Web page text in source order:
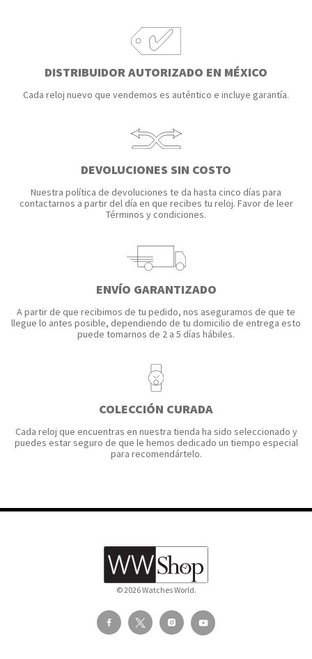
Caja- Todos
DISTRIBUIDOR AUTORIZADO EN MÉXICO
Cada reloj nuevo que vendemos es auténtico e incluye garantía.
DEVOLUCIONES SIN COSTO
Nuestra política de devoluciones te da hasta cinco días para
contactarnos a partir del día en que recibes tu reloj. Favor de leer
Términos y condiciones.
ENVÍO GARANTIZADO
A partir de que recibimos de tu pedido, nos aseguramos de que te
llegue lo antes posible, dependiendo de tu domicilio de entrega esto
puede tomarnos de 2 a 5 días hábiles.
COLECCIÓN CURADA
Cada reloj que encuentras en nuestra tienda ha sido seleccionado y
puedes estar seguro de que le hemos dedicado un tiempo especial
para recomendártelo.
© 2026 Watches World.